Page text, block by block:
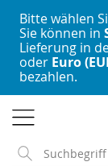
Bitte wählen
Sie können in
Lieferung in
oder Euro
bezahlen.
zum
Inhalt